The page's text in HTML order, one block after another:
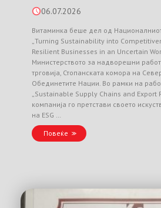
06.07.2026
Витаминка беше дел од
„Turning Sustainability into
Resilient Businesses in an Uncertain
Министерството за надворешни
трговија, Стопанската комора на
Обединетите Нации. Во рамки на
„Sustainable Supply Chains and Export
компанија го претстави своето
на ESG …
Повеќе